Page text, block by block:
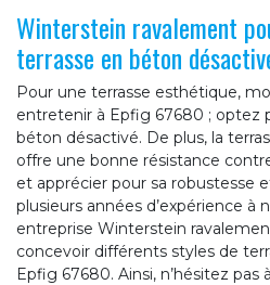
Winterstein ravalement
terrasse en béton
Pour une terrasse esthétique,
entretenir à Epfig 67680 ; optez
béton désactivé. De plus, la
offre une bonne résistance
et apprécier pour sa robustesse
plusieurs années d’expérience à
entreprise Winterstein
concevoir différents styles de
Epfig 67680. Ainsi, n’hésitez